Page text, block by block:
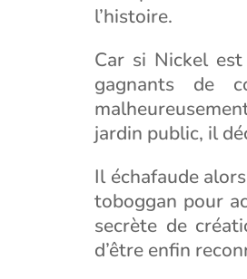
l’histoire.
Car si Nickel
gagnants de
jardin public, il
Il échafaude
toboggan pour
secrète de
d’être enfin